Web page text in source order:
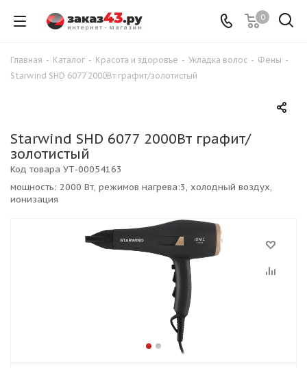
0
Главная - Каталог - Красота и здоровье - Укладка волос - Фены -
Starwind SHD 6077 2000Вт графит/золотистый
Starwind SHD 6077 2000Вт графит/
золотистый
мощность: 2000 Вт, режимов нагрева:3, холодный воздух,
ионизация
Код товара УТ-00054163